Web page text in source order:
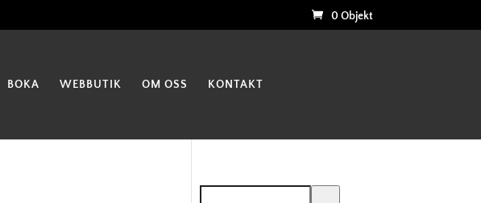
0 Objekt
BOKA WEBBUTIK OM OSS KONTAKT